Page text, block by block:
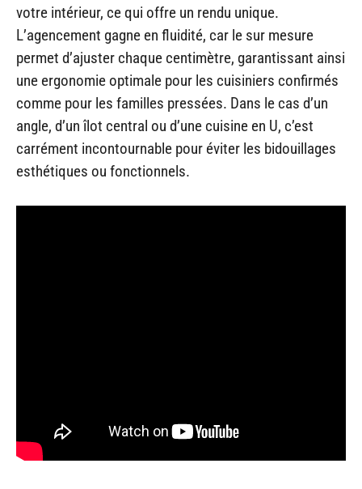
votre intérieur, ce qui offre un rendu unique.
L’agencement gagne en fluidité, car le sur mesure
permet d’ajuster chaque centimètre, garantissant ainsi
une ergonomie optimale pour les cuisiniers confirmés
comme pour les familles pressées. Dans le cas d’un
angle, d’un îlot central ou d’une cuisine en U, c’est
carrément incontournable pour éviter les bidouillages
esthétiques ou fonctionnels.